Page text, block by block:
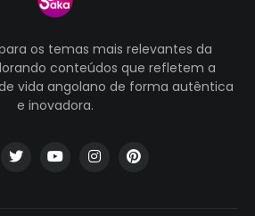
os temas mais relevantes da
conteúdos que refletem a
vida angolano de forma autêntica
e inovadora.